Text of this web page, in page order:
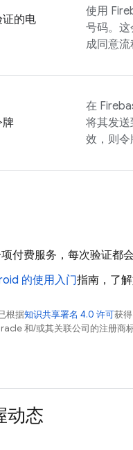
的电
使用
号码。
成同意流
牌
在
将其发
效，则令
付费服务，每次验证都
的使用入门指南，了
根据知识共享署名 4.0 许可获
和/或其关联公司的注册商标
动态